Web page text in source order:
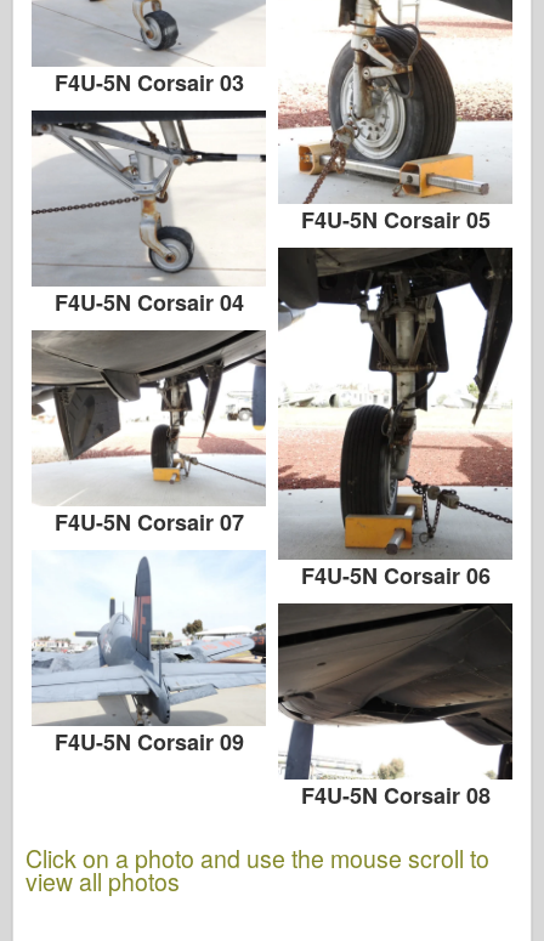
F4U-5N Corsair 03
F4U-5N Corsair 05
F4U-5N Corsair 04
F4U-5N Corsair 06
F4U-5N Corsair 07
F4U-5N Corsair 09
F4U-5N Corsair 08
Click on a photo and use the mouse scroll to
view all photos